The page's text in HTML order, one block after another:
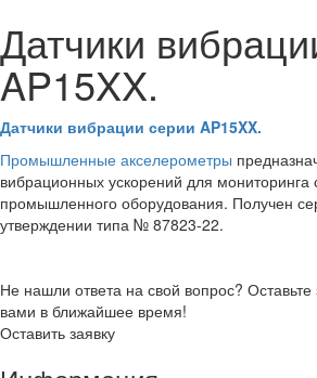
Датчики
AP15XX.
Датчики вибрации серии AP15XX.
Промышленные акселерометры
вибрационных ускорений для мониторинга
промышленного оборудования. Получен
утверждении типа № 87823-22.
Не нашли ответа на свой вопрос?
вами в ближайшее время!
Оставить заявку